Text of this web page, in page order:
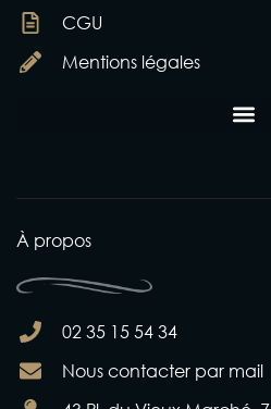
CGU
Mentions légales
À propos
02 35 15 54 34
Nous contacter par mail